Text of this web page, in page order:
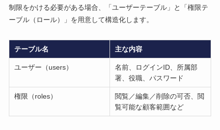
制限をかける必要がある場合、「ユーザーテーブル」と「権限テ
ーブル（ロール）」を用意して構造化します。
テーブル名 主な内容
ユーザー（users）
名前、ログインID、所属部
署、役職、パスワード
権限（roles）
閲覧／編集／削除の可否、閲
覧可能な顧客範囲など